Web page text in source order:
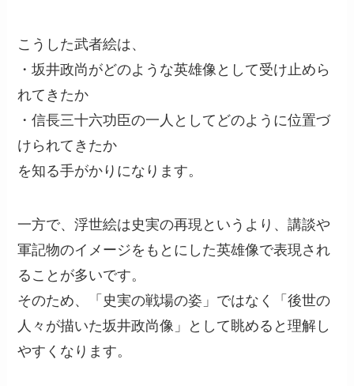
こうした武者絵は、
・坂井政尚がどのような英雄像として受け止めら
れてきたか
・信長三十六功臣の一人としてどのように位置づ
けられてきたか
を知る手がかりになります。
一方で、浮世絵は史実の再現というより、講談や
軍記物のイメージをもとにした英雄像で表現され
ることが多いです。
そのため、「史実の戦場の姿」ではなく「後世の
人々が描いた坂井政尚像」として眺めると理解し
やすくなります。